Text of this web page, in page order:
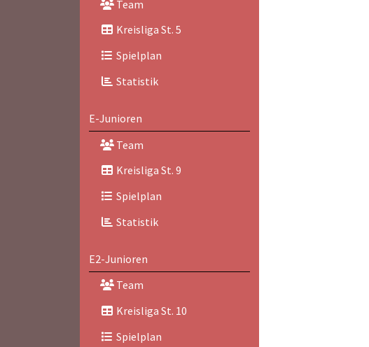
Team
Kreisliga St. 5
Spielplan
Statistik
E-Junioren
Team
Kreisliga St. 9
Spielplan
Statistik
E2-Junioren
Team
Kreisliga St. 10
Spielplan